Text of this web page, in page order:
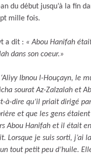
du début jusqu’à la fin
mille fois.
a dit : « Abou Hanifah
dans son coeur.»
Ibnou l-Houçayn, le
sourat Az-Zalzalah et
à-dire qu’il priait dirigé
et que les gens étaient
Abou Hanifah et il était
Lorsque je suis sorti, j’ai
tout petit peu d’huile.